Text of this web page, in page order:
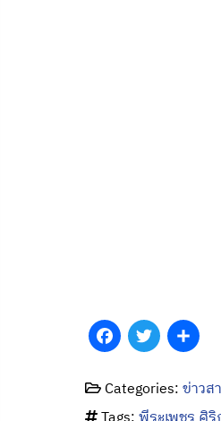
Facebook
Twitter
Categories:ข่าวส